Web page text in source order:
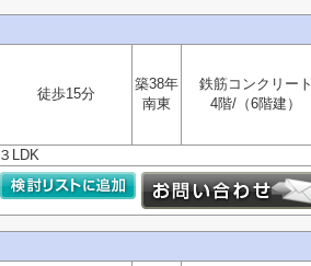
徒歩15分
築38年
南東
鉄筋コンクリート
4階/（6階建）
LDK